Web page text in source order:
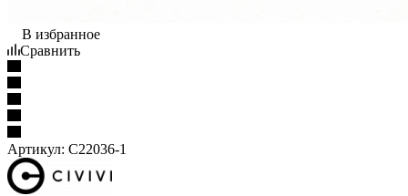
В избранное
Сравнить
Артикул: C22036-1